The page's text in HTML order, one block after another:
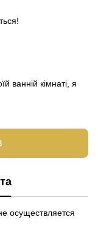
ванній кімнаті, я
осуществляется